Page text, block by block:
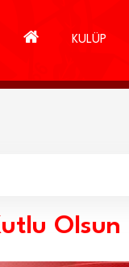
KULÜP
Olsun